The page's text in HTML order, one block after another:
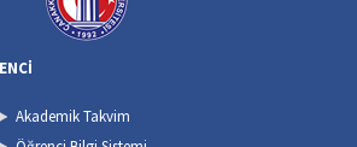
Akademik Takvim